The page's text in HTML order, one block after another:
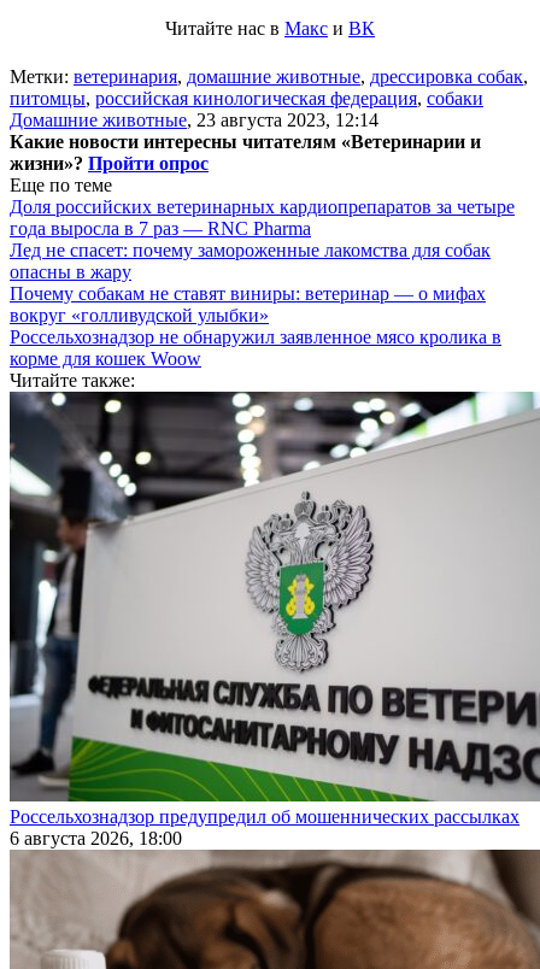
Читайте нас в Макс и ВК
Метки: ветеринария, домашние животные, дрессировка собак,
питомцы, российская кинологическая федерация, собаки
Домашние животные, 23 августа 2023, 12:14
Какие новости интересны читателям «Ветеринарии и
жизни»? Пройти опрос
Еще по теме
Доля российских ветеринарных кардиопрепаратов за четыре
года выросла в 7 раз — RNC Pharma
Лед не спасет: почему замороженные лакомства для собак
опасны в жару
Почему собакам не ставят виниры: ветеринар — о мифах
вокруг «голливудской улыбки»
Россельхознадзор не обнаружил заявленное мясо кролика в
корме для кошек Woow
Читайте также:
Россельхознадзор предупредил об мошеннических рассылках
6 августа 2026, 18:00